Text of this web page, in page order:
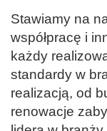
Stawiamy na
współpracę i
każdy
standardy w
realizacją, od
renowacje